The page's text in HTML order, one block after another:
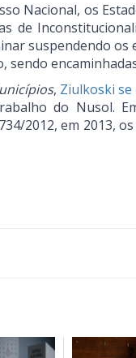
Nacional, os
de
suspendendo os
, Ziulkoski se
do Nusol.
2012, em 2013,